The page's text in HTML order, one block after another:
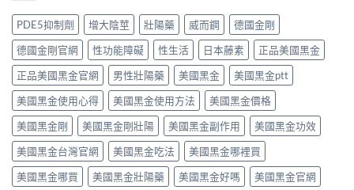
析：
從
秒
出
到
持
久
30
分，
雙
效
機
制
非
液
態
劑
型
的
真
相、
用
法
與
香
港
值
得
買？
藥
效
持
續
時
間、
正
確
用
法
真．
有
咁
勁？
醫
師
話
「目
前
PE
最
有
效
PDE5抑制劑 增大陰莖 壯陽藥 威而鋼
德國金剛
德國金剛官網
性功能障礙 性生活 日本藤素
正品美國黑金
正品美國黑金官網
男性壯陽藥 美國黑金
美國黑金ptt
美國黑金使用心得
美國黑金使用方法
美國黑金價格
美國黑金剛
美國黑金剛壯陽 美國黑金副作用
美國黑金功效
美國黑金台灣官網
美國黑金吃法
美國黑金哪裡買
美國黑金哪買
美國黑金壯陽藥 美國黑金好嗎 美國黑金官網